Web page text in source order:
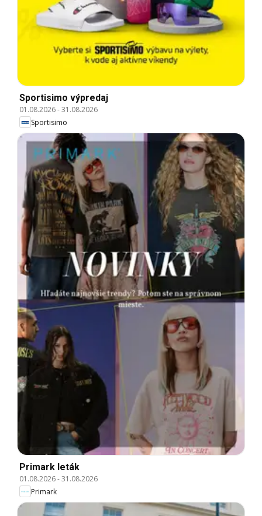
Sportisimo výpredaj
01.08.2026-31.08.2026
Sportisimo
Primark leták
01.08.2026-31.08.2026
Primark